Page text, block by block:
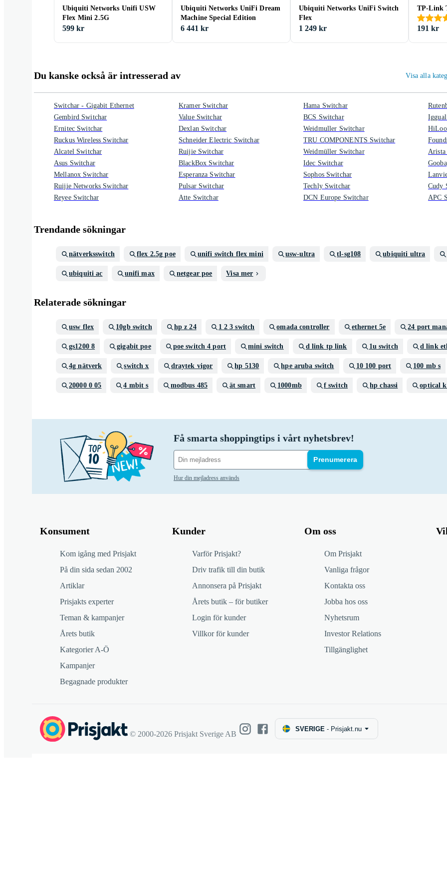
Ubiquiti Networks Unifi USW
Flex Mini 2.5G
599 kr
Ubiquiti Networks UniFi Dream
Machine Special Edition
6 441 kr
Ubiquiti Networks UniFi Switch
Flex
1 249 kr
TP-Link
191 kr
Du kanske också är intresserad av Visa alla
Switchar - Gigabit Ethernet
Gembird Switchar
Ernitec Switchar
Ruckus Wireless Switchar
Alcatel Switchar
Asus Switchar
Mellanox Switchar
Ruijie Networks Switchar
Reyee Switchar
Kramer Switchar
Value Switchar
Dexlan Switchar
Schneider Electric Switchar
Ruijie Switchar
BlackBox Switchar
Esperanza Switchar
Pulsar Switchar
Atte Switchar
Hama Switchar
BCS Switchar
Weidmuller Switchar
TRU COMPONENTS Switchar
Weidmüller Switchar
Idec Switchar
Sophos Switchar
Techly Switchar
DCN Europe Switchar
Arista
Cudy
APC
Trendande sökningar
nätverksswitch flex 2.5g poe unifi switch flex mini usw-ultra tl-sg108 ubiquiti ultra
ubiquiti ac unifi max netgear poe Visa mer
Relaterade sökningar
usw flex 10gb switch hp z 24 1 2 3 switch omada controller ethernet 5e 24 port
gs1200 8 gigabit poe poe switch 4 port mini switch d link tp link 1u switch d link
4g nätverk switch x draytek vigor hp 5130 hpe aruba switch 10 100 port 100 mb s
20000 0 05 4 mbit s modbus 485 ät smart 1000mb f switch hp chassi optical
Få smarta shoppingtips i vårt nyhetsbrev!
Prenumerera
Hur din mejladress används
Konsument
Kom igång med Prisjakt
På din sida sedan 2002
Artiklar
Prisjakts experter
Teman & kampanjer
Årets butik
Kategorier A-Ö
Kampanjer
Begagnade produkter
Kunder
Varför Prisjakt?
Driv trafik till din butik
Annonsera på Prisjakt
Årets butik – för butiker
Login för kunder
Villkor för kunder
Om oss
Om Prisjakt
Vanliga frågor
Kontakta oss
Jobba hos oss
Nyhetsrum
Investor Relations
Tillgänglighet
© 2000-2026 Prisjakt Sverige AB
SVERIGE - Prisjakt.nu